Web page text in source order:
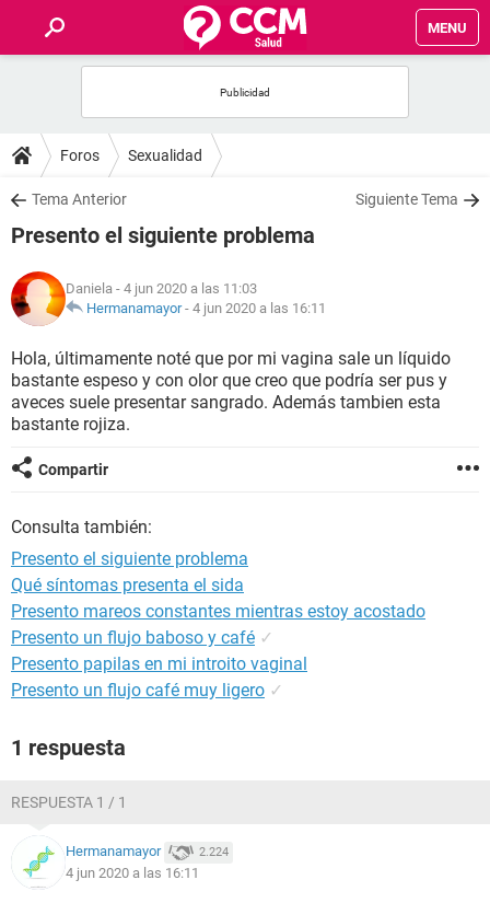
MENU
FOROS
SALUD
NUTRICIÓN
BIENESTAR
SEXUALIDAD
GLOSARIO
Foros Sexualidad
Tema Anterior Siguiente Tema
Presento el siguiente problema
Daniela - 4 jun 2020 a las 11:03
Hermanamayor- 4 jun 2020 a las 16:11
Hola, últimamente noté que por mi vagina sale un líquido
bastante espeso y con olor que creo que podría ser pus y
aveces suele presentar sangrado. Además tambien esta
bastante rojiza.
Compartir
Consulta también:
Presento el siguiente problema
Qué síntomas presenta el sida
Presento mareos constantes mientras estoy acostado
Presento un flujo baboso y café ✓
Presento papilas en mi introito vaginal
Presento un flujo café muy ligero ✓
1 respuesta
RESPUESTA 1 / 1
Hermanamayor 2.224
4 jun 2020 a las 16:11